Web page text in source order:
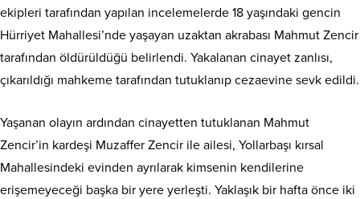
ekipleri tarafından yapılan incelemelerde 18 yaşındaki gencin
Hürriyet Mahallesi’nde yaşayan uzaktan akrabası Mahmut Zencir
tarafından öldürüldüğü belirlendi. Yakalanan cinayet zanlısı,
çıkarıldığı mahkeme tarafından tutuklanıp cezaevine sevk edildi.
Yaşanan olayın ardından cinayetten tutuklanan Mahmut
Zencir’in kardeşi Muzaffer Zencir ile ailesi, Yollarbaşı kırsal
Mahallesindeki evinden ayrılarak kimsenin kendilerine
erişemeyeceği başka bir yere yerleşti. Yaklaşık bir hafta önce iki